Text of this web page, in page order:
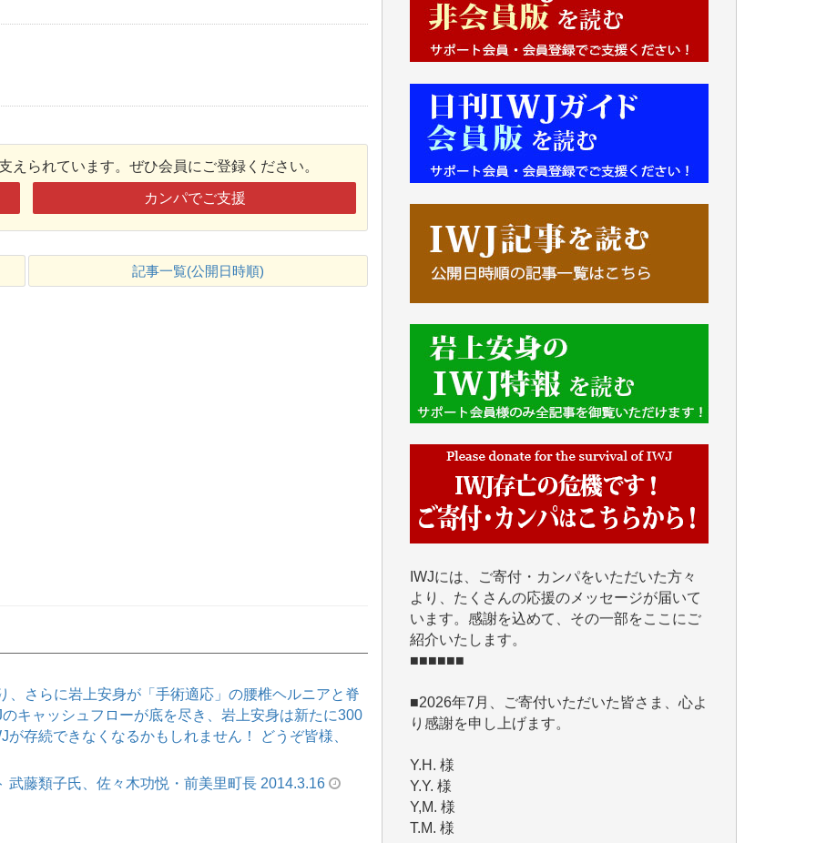
えられています。ぜひ会員にご登録ください。
カンパでご支援
記事一覧(公開日時順)
、さらに岩上安身が「手術適応」の腰椎ヘルニアと脊
キャッシュフローが底を尽き、岩上安身は新たに300
存続できなくなるかもしれません！ どうぞ皆様、
藤類子氏、佐々木功悦・前美里町長 2014.3.16
■■■■■■
います。感謝を込めて、その一部をここにご
紹介いたします。
■■■■■■
■2026年7月、ご寄付いただいた皆さま、心よ
Y.H. 様
Y,M. 様
T.M. 様
マツモト ヤスアキ 様
マシオン 恵美香 様